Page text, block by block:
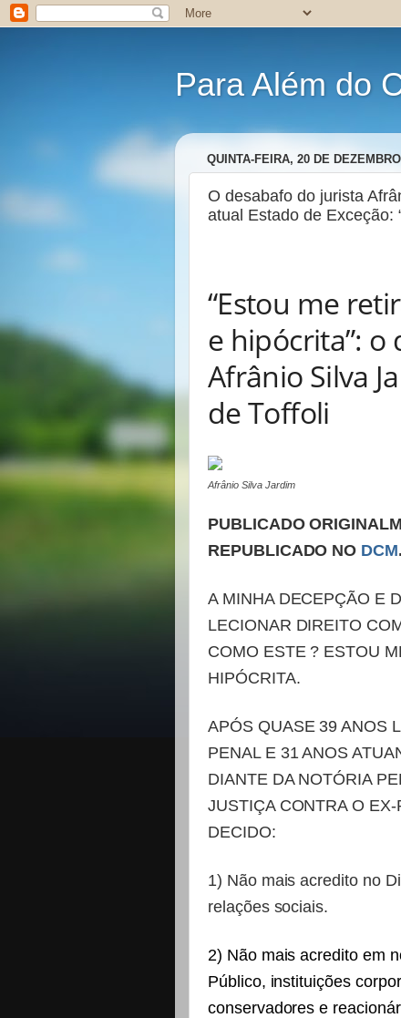
Para Além do
QUINTA-FEIRA, 20 DE
O desabafo do jurista
atual Estado de Exceção:
“Estou me
e hipócrita”:
Afrânio Silva
de Toffoli
Afrânio Silva Jardim
PUBLICADO
REPUBLICADO NO DCM.
A MINHA DECEPÇÃO E
LECIONAR DIREITO
COMO ESTE ? ESTOU
HIPÓCRITA.
APÓS QUASE 39 ANOS
PENAL E 31 ANOS
DIANTE DA NOTÓRIA
JUSTIÇA CONTRA O
DECIDO:
1) Não mais acredito no
relações sociais.
2) Não mais acredito em
Público, instituições
conservadores e